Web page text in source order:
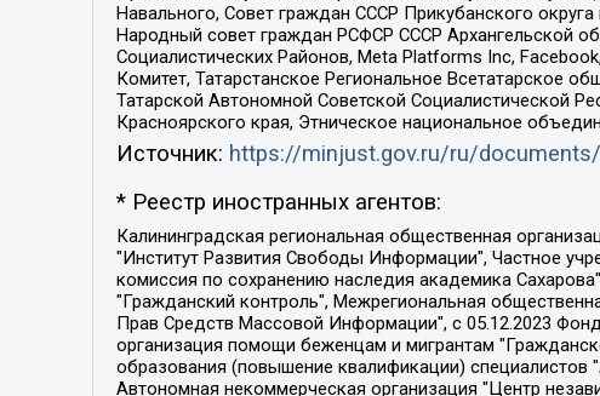
Навального, Совет граждан СССР Прикубанского
Народный совет граждан РСФСР СССР Архангельской
Социалистических Районов, Meta Platforms Inc,
Комитет, Татарстанское Региональное Всетатарское
Татарской Автономной Советской Социалистической
Красноярского края, Этническое национальное
Источник: https://minjust.gov.ru/ru/
* Реестр иностранных агентов:
Калининградская региональная общественная организация "Экозащита!-Женсовет", Фонд содействия защите прав и свобод граждан "Общественный вердикт", Фонд "Институт Развития Свободы Информации", Частное учреждение "Информационное агентство МЕМО. РУ", Региональная общественная организация "Общественная комиссия по сохранению наследия академика Сахарова", Фонд поддержки свободы прессы, Санкт-Петербургская общественная правозащитная организация "Гражданский контроль", Межрегиональная общественная организация "Информационно-просветительский центр "Мемориал", Региональный Фонд "Центр Защиты Прав Средств Массовой Информации", с 05.12.2023 Фонд "Центр Защиты Прав Средств массовой информации", Региональная общественная благотворительная организация помощи беженцам и мигрантам "Гражданское содействие", Негосударственное образовательное учреждение дополнительного профессионального образования (повышение квалификации) специалистов "АКАДЕМИЯ ПО ПРАВАМ ЧЕЛОВЕКА", Свердловская региональная общественная организация "Сутяжник", Автономная некоммерческая организация "Центр независимых социологических исследований", Союз общественных объединений "Российский исследовательский центр по правам человека", Региональное общественное учреждение научно-информационный центр "МЕМОРИАЛ", Некоммерческая организация "Фонд защиты гласности", Автономная некоммерческая организация "Институт прав человека", Городская общественная организация "Екатеринбургское общество "МЕМОРИАЛ", Городская общественная организация "Рязанское историко-просветительское и правозащитное общество "Мемориал" (Рязанский Мемориал), Челябинский региональный орган общественной самодеятельности – женское общественное объединение "Женщины Евразии", Челябинский региональный орган общественной самодеятельности "Уральская правозащитная группа", Фонд содействия защите здоровья и социальной справедливости имени Андрея Рылькова, Автономная Некоммерческая Организация "Аналитический Центр Юрия Левады", Автономная некоммерческая организация социальной поддержки населения "Проект Апрель", Региональная общественная организация помощи женщинам и детям, находящимся в кризисной ситуации "Информационно-методический центр "Анна", Фонд содействия развитию массовых коммуникаций и правовому просвещению "Так-так-Так", Фонд содействия устойчивому развитию "Серебряная тайга", Свердловский региональный общественный фонд социальных проектов "Новое время", "Idel.Реалии", Кавказ.Реалии, Крым.Реалии, Телеканал Настоящее Время, Татаро-башкирская служба Радио Свобода (Azatliq Radiosi), Радио Свободная Европа/Радио Свобода (PCE/PC), "Сибирь.Реалии", "Фактограф", Благотворительный фонд помощи осужденным и их семьям, Автономная некоммерческая организация "Институт глобализации и социальных движений", Фонд "В защиту прав заключенных", Частное учреждение "Центр поддержки и содействия развитию средств массовой информации", Пензенский региональный общественный благотворительный фонд "Гражданский союз", "Север.Реалии", Некоммерческая организация Фонд "Правовая инициатива", Общество с ограниченной ответственностью "Радио Свободная Европа/Радио Свобода", Чешское информационное агентство "MEDIUM-ORIENT", Красноярская региональная общественная организация "Мы против СПИДа", Камалягин Денис Николаевич, Маркелов Сергей Евгеньевич, Пономарев Лев